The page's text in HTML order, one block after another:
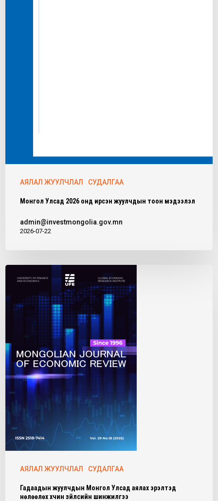
АЯЛАЛ ЖУУЛЧЛАЛ СУДАЛГАА
Монгол Улсад 2026 онд ирсэн жуулчдын тоон мэдээлэл
admin@investmongolia.gov.mn
2026-07-22
АЯЛАЛ ЖУУЛЧЛАЛ СУДАЛГАА
Гадаадын жуулчдын Монгол Улсад аялах эрэлтэд
нөлөөлөх хүчин зүйлсийн шинжилгээ